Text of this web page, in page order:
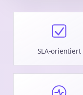
SLA-orientiert